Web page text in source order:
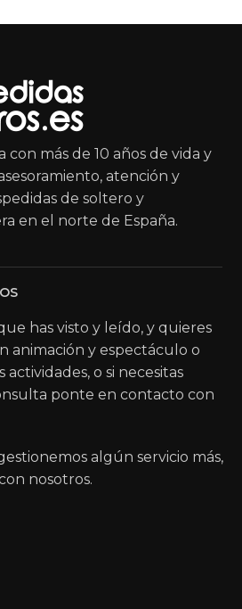
con más de 10 años de vida y
atención y
de soltero y
en el norte de España.
has visto y leído, y quieres
animación y espectáculo o
o si necesitas
ponte en contacto con
algún servicio más,
nosotros.